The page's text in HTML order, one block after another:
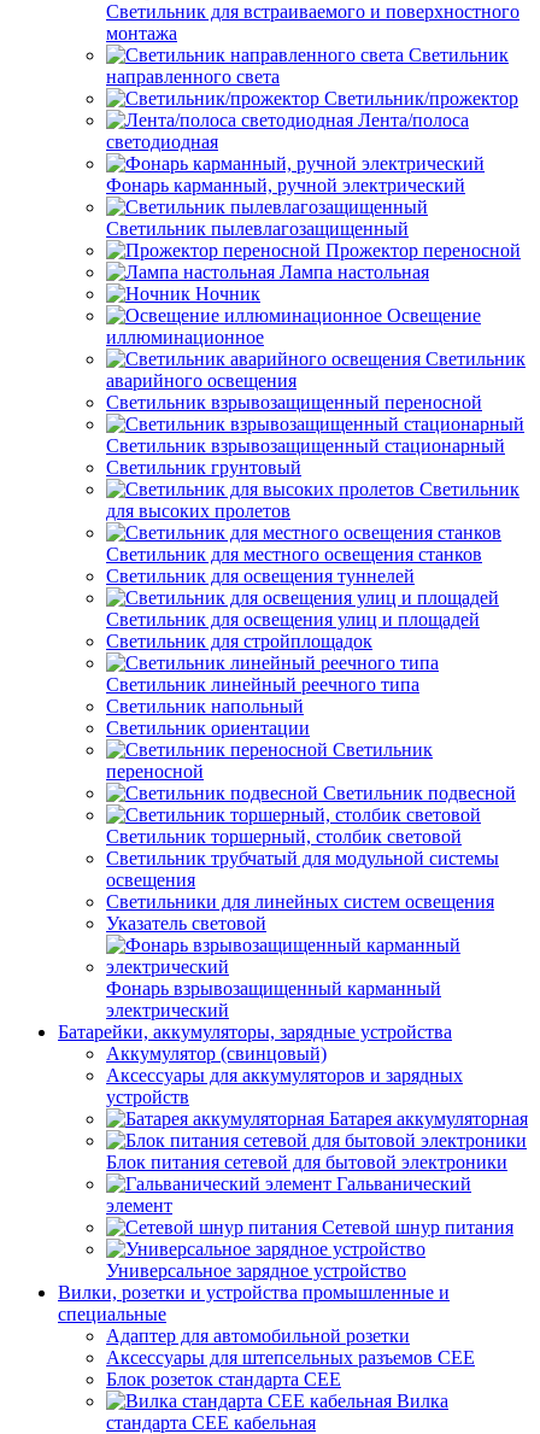
Светильник для встраиваемого и поверхностного
монтажа
Светильник
направленного света
Светильник/прожектор
Лента/полоса
светодиодная
Фонарь карманный, ручной электрический
Светильник пылевлагозащищенный
Прожектор переносной
Лампа настольная
Ночник
Освещение
иллюминационное
Светильник
аварийного освещения
Светильник взрывозащищенный переносной
Светильник взрывозащищенный стационарный
Светильник грунтовый
Светильник
для высоких пролетов
Светильник для местного освещения станков
Светильник для освещения туннелей
Светильник для освещения улиц и площадей
Светильник для стройплощадок
Светильник линейный реечного типа
Светильник напольный
Светильник ориентации
Светильник
переносной
Светильник подвесной
Светильник торшерный, столбик световой
Светильник трубчатый для модульной системы
освещения
Светильники для линейных систем освещения
Указатель световой
Фонарь взрывозащищенный карманный
электрический
Батарейки, аккумуляторы, зарядные устройства
Аккумулятор (свинцовый)
Аксессуары для аккумуляторов и зарядных
устройств
Батарея аккумуляторная
Блок питания сетевой для бытовой электроники
Гальванический
элемент
Сетевой шнур питания
Универсальное зарядное устройство
Вилки, розетки и устройства промышленные и
специальные
Адаптер для автомобильной розетки
Аксессуары для штепсельных разъемов CEE
Блок розеток стандарта CEE
Вилка
стандарта CEE кабельная